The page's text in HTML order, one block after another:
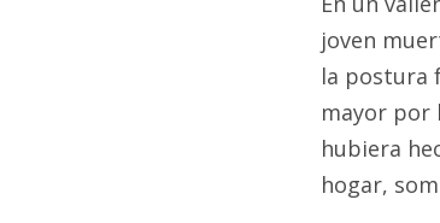
joven
la postura
mayor por
hubiera
hogar,